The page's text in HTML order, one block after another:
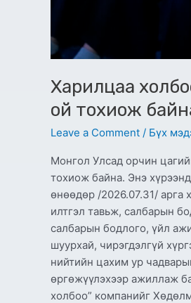
Харилцаа
ой тохиож
Leave a Comment / Бүх
Монгол Улсад орчин
тохиож байна. Энэ
өнөөдөр /2026.07.31/
илтгэл тавьж, салбарын
салбарын бодлого, үйл
шуурхай, чирэгдэлгүй
нийтийн цахим ур
өргөжүүлэхээр ажиллаж
холбоо” компанийг